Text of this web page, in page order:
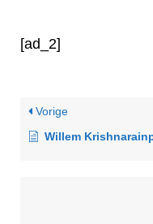
[ad_2]
Vorige
Willem